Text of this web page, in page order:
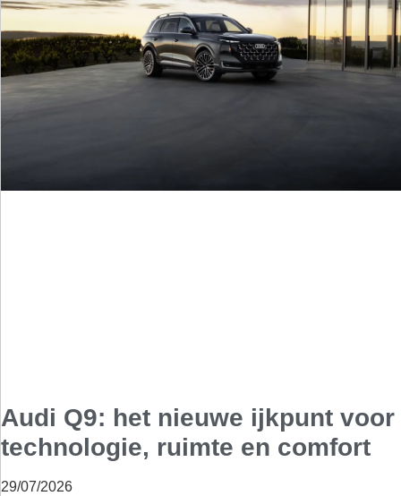
Audi Q9: het nieuwe ijkpunt voor
technologie, ruimte en comfort
29/07/2026